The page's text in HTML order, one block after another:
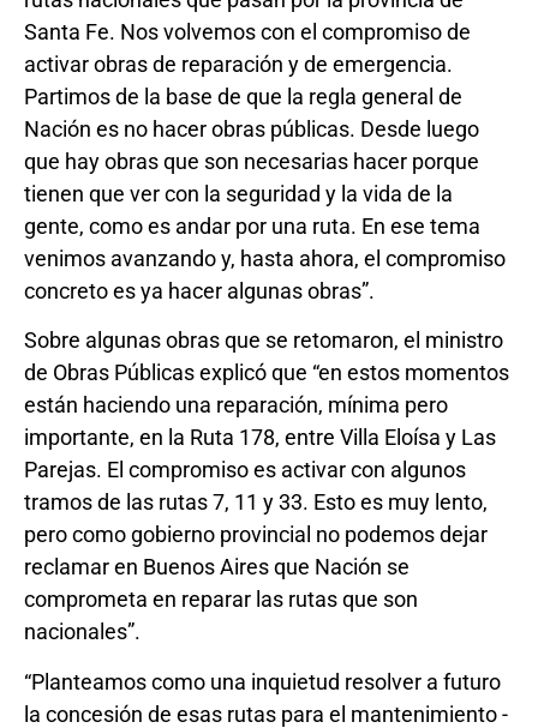
Santa Fe. Nos volvemos con el compromiso de
activar obras de reparación y de emergencia.
Partimos de la base de que la regla general de
Nación es no hacer obras públicas. Desde luego
que hay obras que son necesarias hacer porque
tienen que ver con la seguridad y la vida de la
gente, como es andar por una ruta. En ese tema
venimos avanzando y, hasta ahora, el compromiso
concreto es ya hacer algunas obras”.
Sobre algunas obras que se retomaron, el ministro
de Obras Públicas explicó que “en estos momentos
están haciendo una reparación, mínima pero
importante, en la Ruta 178, entre Villa Eloísa y Las
Parejas. El compromiso es activar con algunos
tramos de las rutas 7, 11 y 33. Esto es muy lento,
pero como gobierno provincial no podemos dejar
reclamar en Buenos Aires que Nación se
comprometa en reparar las rutas que son
nacionales”.
“Planteamos como una inquietud resolver a futuro
la concesión de esas rutas para el mantenimiento -